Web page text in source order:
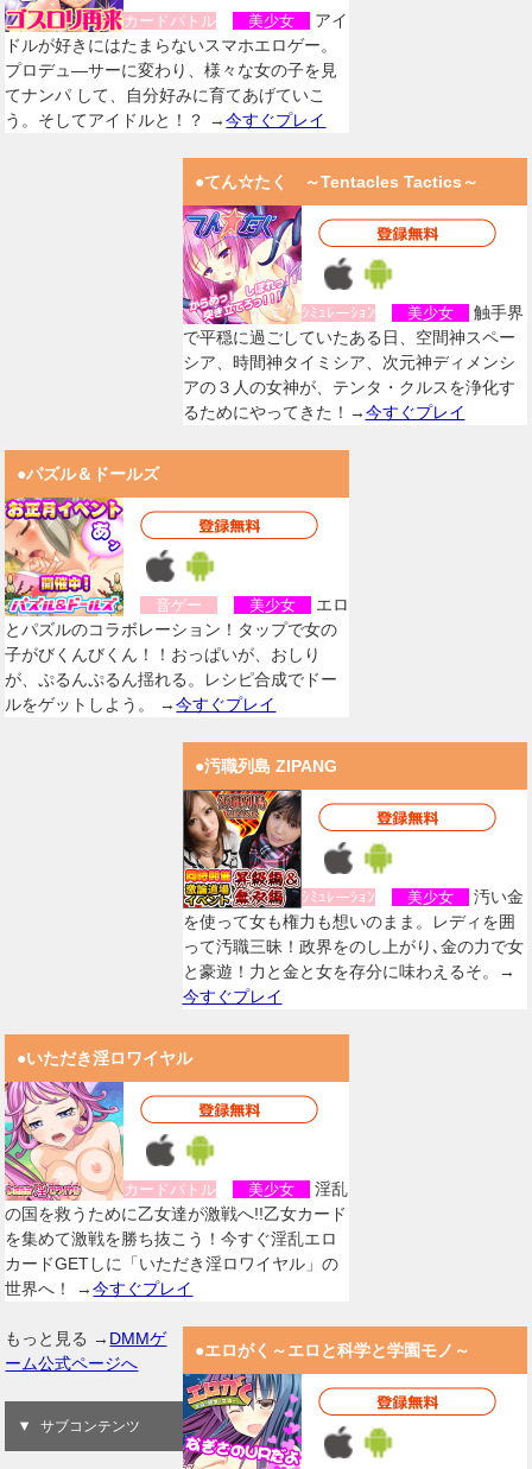
カードバトル 美少女
アイ
ドルが好きにはたまらないスマホエロゲー。
プロデュ―サーに変わり、様々な女の子を見
てナンパ して、自分好みに育てあげていこ
う。そしてアイドルと！？ →今すぐプレイ
●てん☆たく ～Tentacles Tactics～
ｼﾐｭﾚーｼｮﾝ 美少女
触手界
で平穏に過ごしていたある日、空間神スペー
シア、時間神タイミシア、次元神ディメンシ
アの３人の女神が、テンタ・クルスを浄化す
るためにやってきた！→今すぐプレイ
●パズル＆ドールズ
音ゲー 美少女
エロ
とパズルのコラボレーション！タップで女の
子がびくんびくん！！おっぱいが、おしり
が、ぷるんぷるん揺れる。レシピ合成でドー
ルをゲットしよう。 →今すぐプレイ
●汚職列島 ZIPANG
ｼﾐｭﾚーｼｮﾝ 美少女
汚い金
を使って女も権力も想いのまま。レディを囲
って汚職三昧！政界をのし上がり､金の力で女
と豪遊！力と金と女を存分に味わえるそ。→
今すぐプレイ
●いただき淫ロワイヤル
カードバトル 美少女
淫乱
の国を救うために乙女達が激戦へ!!乙女カード
を集めて激戦を勝ち抜こう！今すぐ淫乱エロ
カードGETしに「いただき淫ロワイヤル」の
世界へ！ →今すぐプレイ
●エロがく～エロと科学と学園モノ～
もっと見る → DMMゲ
ーム公式ページへ
サブコンテンツ